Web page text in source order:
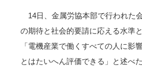
14日、金属労協本部で行われた
の期待と社会的要請に応える水準
「電機産業で働くすべての人に影
とはたいへん評価できる」と述べた